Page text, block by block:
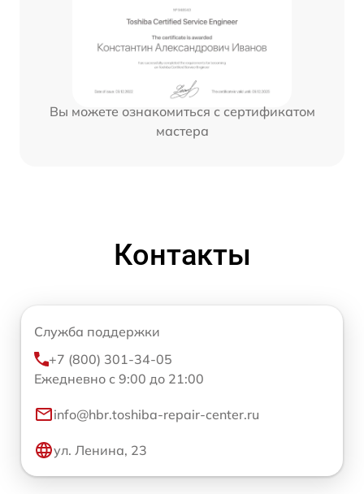
Вы можете ознакомиться с сертификатом
мастера
Контакты
Служба поддержки
+7 (800) 301-34-05
Ежедневно с 9:00 до 21:00
info@hbr.toshiba-repair-center.ru
ул. Ленина, 23